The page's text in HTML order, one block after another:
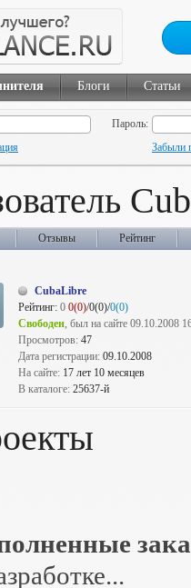
Блоги Статьи
Пароль:
Забыли
Отзывы Рейтинг
CubaLibre
Рейтинг: 0 0(0)/0(0)/0(0)
Свободен, был на сайте 09.10.2008
Просмотров: 47
Дата регистрации: 09.10.2008
На сайте: 17 лет 10 месяцев
В каталоге: 25637-й